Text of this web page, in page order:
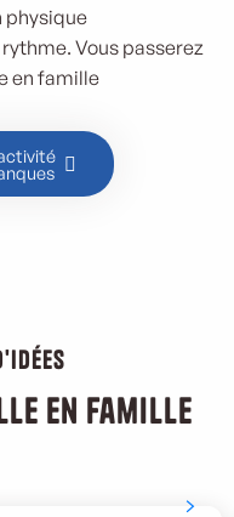
physique
Vous passerez
en famille
en famille